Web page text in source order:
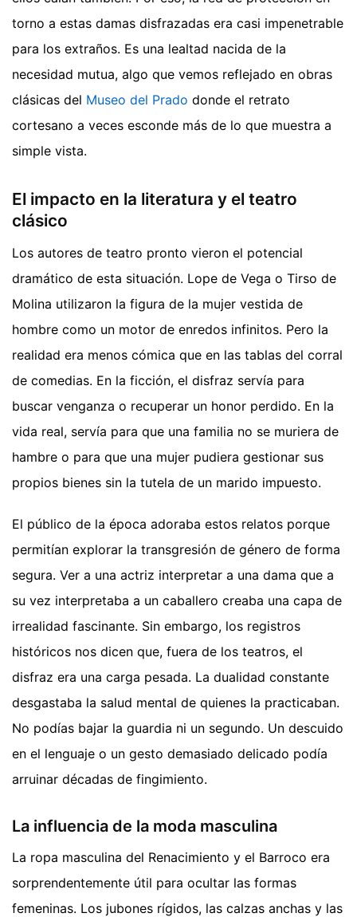
torno a estas damas disfrazadas era casi impenetrable
para los extraños. Es una lealtad nacida de la
necesidad mutua, algo que vemos reflejado en obras
clásicas del Museo del Prado donde el retrato
cortesano a veces esconde más de lo que muestra a
simple vista.
El impacto en la literatura y el teatro
clásico
Los autores de teatro pronto vieron el potencial
dramático de esta situación. Lope de Vega o Tirso de
Molina utilizaron la figura de la mujer vestida de
hombre como un motor de enredos infinitos. Pero la
realidad era menos cómica que en las tablas del corral
de comedias. En la ficción, el disfraz servía para
buscar venganza o recuperar un honor perdido. En la
vida real, servía para que una familia no se muriera de
hambre o para que una mujer pudiera gestionar sus
propios bienes sin la tutela de un marido impuesto.
El público de la época adoraba estos relatos porque
permitían explorar la transgresión de género de forma
segura. Ver a una actriz interpretar a una dama que a
su vez interpretaba a un caballero creaba una capa de
irrealidad fascinante. Sin embargo, los registros
históricos nos dicen que, fuera de los teatros, el
disfraz era una carga pesada. La dualidad constante
desgastaba la salud mental de quienes la practicaban.
No podías bajar la guardia ni un segundo. Un descuido
en el lenguaje o un gesto demasiado delicado podía
arruinar décadas de fingimiento.
La influencia de la moda masculina
La ropa masculina del Renacimiento y el Barroco era
sorprendentemente útil para ocultar las formas
femeninas. Los jubones rígidos, las calzas anchas y las